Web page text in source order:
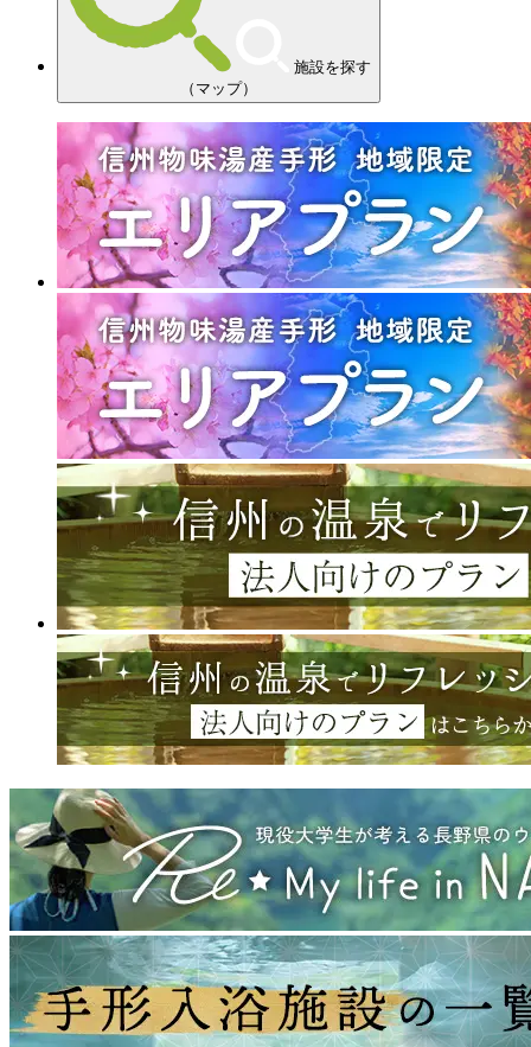
施設を探す
（マップ）